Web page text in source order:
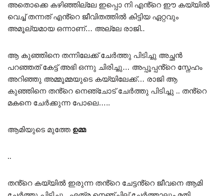
അതൊക്കെ കഴിഞ്ഞില്ലേ ഇപ്പൊ നി എൻ്റെ ഈ കയ്യിൽ
വെച്ച് തന്നത് എൻ്റെ ജീവിതത്തിൽ കിട്ടിയ ഏറ്റവും
അമൂല്യമായ ഒന്നാണ്… അല്ലേ രാജി..
ആ കുഞ്ഞിനെ തന്നിലേക്ക് ചേർത്തു പിടിച്ചു അച്ഛൻ
പറഞ്ഞത് കേട്ട് അഭി ഒന്നു ചിരിച്ചു… അപ്പൂപ്പൻ്റെ സ്നേഹം
അറിഞ്ഞു അമ്മൂമ്മയുടെ കയ്യിലേക്ക്… രാജി ആ
കുഞ്ഞിനെ തൻ്റെ നെഞ്ചോട് ചേർത്തു പിടിച്ചു .. തൻ്റെ
മകനെ ചേർക്കുന്ന പോലെ…..
ആമിയുടെ മുത്തേ ഉമ്മ
..
തൻ്റെ കയ്യിൽ ഇരുന്ന തൻ്റെ ചേട്ടൻ്റെ ജീവനെ ആമി